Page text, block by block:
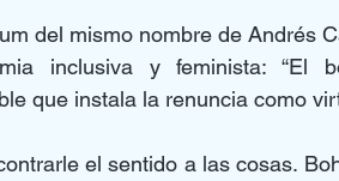
del mismo nombre de Andrés
inclusiva y feminista: “El
que instala la renuncia como
el sentido a las cosas.